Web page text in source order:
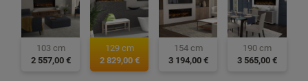
103 cm
2 557,00 €
129 cm
2 829,00 €
154 cm
3 194,00 €
190 cm
3 565,00 €